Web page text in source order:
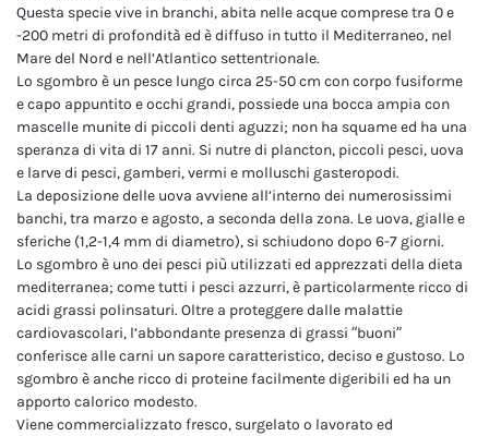
Questa specie vive in branchi, abita nelle acque comprese tra 0 e
-200 metri di profondità ed è diffuso in tutto il Mediterraneo, nel
Mare del Nord e nell’Atlantico settentrionale.
Lo sgombro è un pesce lungo circa 25-50 cm con corpo fusiforme
e capo appuntito e occhi grandi, possiede una bocca ampia con
mascelle munite di piccoli denti aguzzi; non ha squame ed ha una
speranza di vita di 17 anni. Si nutre di plancton, piccoli pesci, uova
e larve di pesci, gamberi, vermi e molluschi gasteropodi.
La deposizione delle uova avviene all’interno dei numerosissimi
banchi, tra marzo e agosto, a seconda della zona. Le uova, gialle e
sferiche (1,2-1,4 mm di diametro), si schiudono dopo 6-7 giorni.
Lo sgombro è uno dei pesci più utilizzati ed apprezzati della dieta
mediterranea; come tutti i pesci azzurri, è particolarmente ricco di
acidi grassi polinsaturi. Oltre a proteggere dalle malattie
cardiovascolari, l’abbondante presenza di grassi “buoni”
conferisce alle carni un sapore caratteristico, deciso e gustoso. Lo
sgombro è anche ricco di proteine facilmente digeribili ed ha un
apporto calorico modesto.
Viene commercializzato fresco, surgelato o lavorato ed